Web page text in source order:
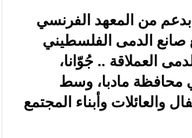
من المعهد الفرنسي
صانع الدمى الفلسطيني
العملاقة .. جُوّانا،
مادبا، وسط
والعائلات وأبناء المجتمع